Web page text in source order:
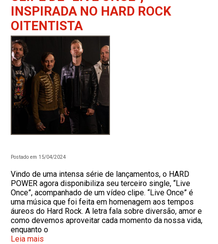
INSPIRADA NO HARD ROCK
OITENTISTA
Postado em 15/04/2024
Vindo de uma intensa série de lançamentos, o HARD
POWER agora disponibiliza seu terceiro single, “Live
Once”, acompanhado de um vídeo clipe. “Live Once” é
uma música que foi feita em homenagem aos tempos
áureos do Hard Rock. A letra fala sobre diversão, amor e
como devemos aproveitar cada momento da nossa vida,
enquanto o
Leia mais